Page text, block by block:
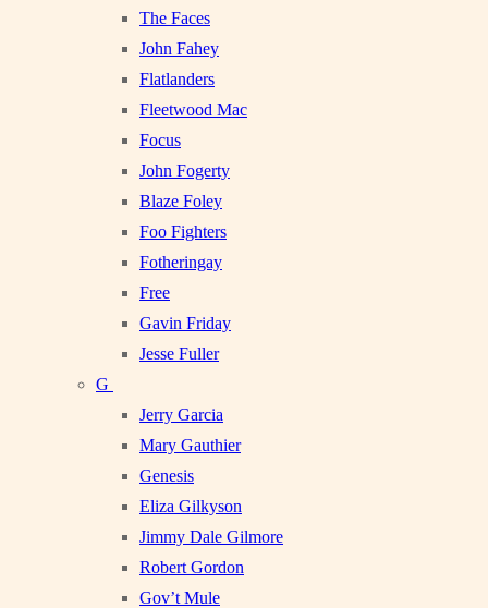
The Faces
John Fahey
Flatlanders
Fleetwood Mac
Focus
John Fogerty
Blaze Foley
Foo Fighters
Fotheringay
Free
Gavin Friday
Jesse Fuller
G
Jerry Garcia
Mary Gauthier
Genesis
Eliza Gilkyson
Jimmy Dale Gilmore
Robert Gordon
Gov’t Mule